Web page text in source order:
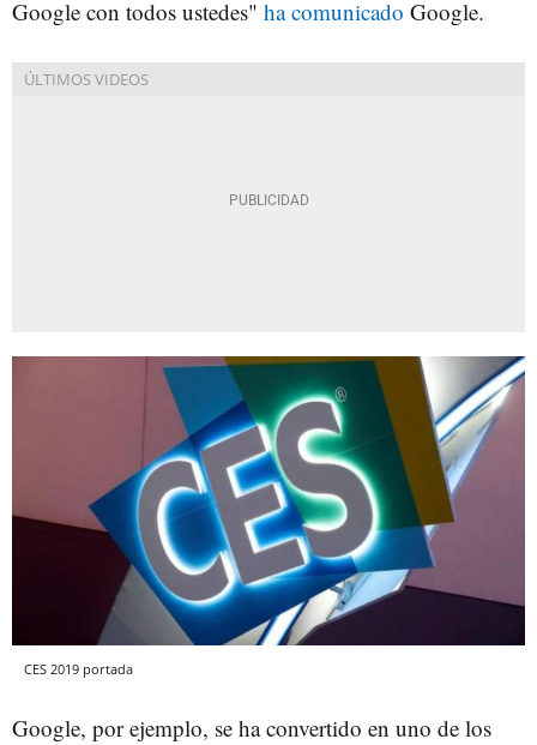
Google con todos ustedes" ha comunicado Google.
CES 2019 portada
Google, por ejemplo, se ha convertido en uno de los